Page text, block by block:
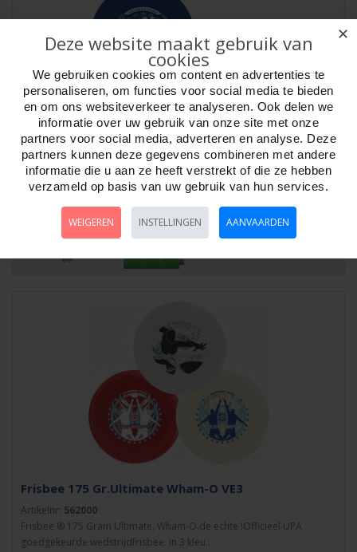
Frisbee 160 gr.Pro Freestyle 2 kl.ass.Wham-O
Artikelnr:561101
Frisbee 160 gram Freestyle Wham-O, de echte! Een glad profiel voor
minder frictie en meer rotaties. ..
Frisbee 175 Gr.Ultimate Wham-O VE3
Artikelnr: 562000
Frisbee ® 175 Gram Ultimate, Wham-O.de echte !Officieel UPA
goedgekeurde wedstrijdfrisbee. in 3 kleu..
✕
Deze website maakt gebruik van
cookies
We gebruiken cookies om content en advertenties te
personaliseren, om functies voor social media te bieden
en om ons websiteverkeer te analyseren. Ook delen we
informatie over uw gebruik van onze site met onze
partners voor social media, adverteren en analyse. Deze
partners kunnen deze gegevens combineren met andere
informatie die u aan ze heeft verstrekt of die ze hebben
verzameld op basis van uw gebruik van hun services.
WEIGEREN INSTELLINGEN AANVAARDEN